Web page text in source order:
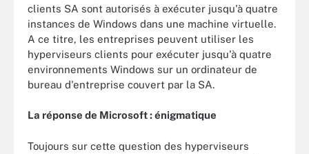
clients SA sont autorisés à exécuter jusqu'à quatre
instances de Windows dans une machine virtuelle.
A ce titre, les entreprises peuvent utiliser les
hyperviseurs clients pour exécuter jusqu'à quatre
environnements Windows sur un ordinateur de
bureau d'entreprise couvert par la SA.
La réponse de Microsoft : énigmatique
Toujours sur cette question des hyperviseurs